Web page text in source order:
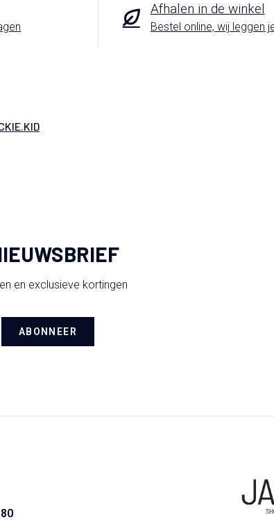
Afhalen in de winkel
Bestel online, wij leggen
en exclusieve kortingen
ABONNEER